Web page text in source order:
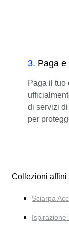
3. Paga e
Paga il tuo
di servizi
per
Collezioni affini
Sciarpa
Ispirazione